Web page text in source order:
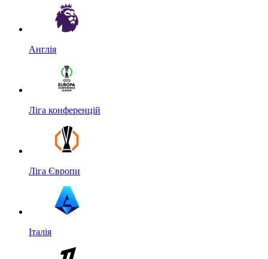
Англія
Ліга конференцій
Ліга Європи
Італія